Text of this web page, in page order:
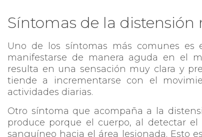
Síntomas de la distensión
Uno de los síntomas más comunes es
manifestarse de manera aguda en el
resulta en una sensación muy clara y
tiende a incrementarse con el
actividades diarias.
Otro síntoma que acompaña a la
produce porque el cuerpo, al detectar
sanguíneo hacia el área lesionada. Esto